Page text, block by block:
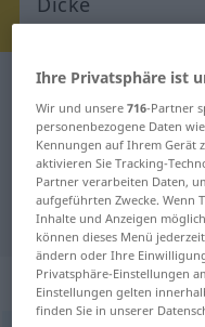
Deutsch-Kroatisch
Deutsch-
"Dicke"
"Dicke"
„Dicke“:
Ihre Privatsphäre ist
Wir und unsere716-Partner
personenbezogene Daten
Kennungen auf Ihrem Gerät
aktivieren Sie Tracking-
Partner verarbeiten Daten,
aufgeführten Zwecke. Wenn
Inhalte und Anzeigen
können dieses Menü
ändern oder Ihre
Privatsphäre-Einstellungen
Einstellungen gelten
finden Sie in unserer